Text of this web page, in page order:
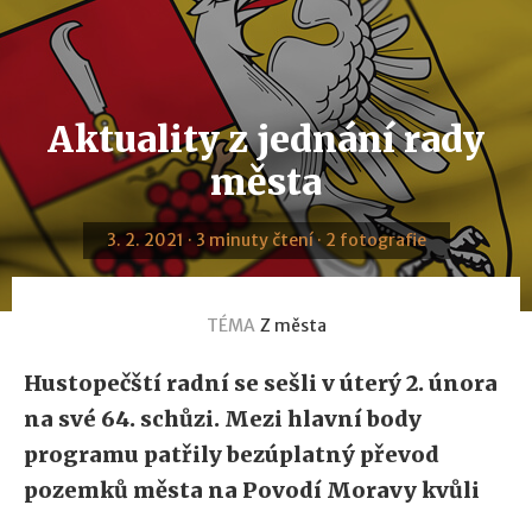
Aktuality z jednání rady
města
3. 2. 2021 · 3 minuty čtení · 2 fotografie
TÉMA Z města
Hustopečští radní se sešli v úterý 2. února
na své 64. schůzi. Mezi hlavní body
programu patřily bezúplatný převod
pozemků města na Povodí Moravy kvůli